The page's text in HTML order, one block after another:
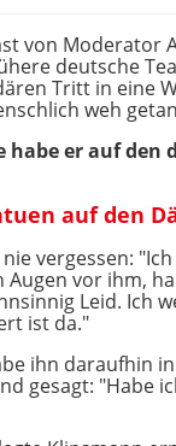
von Moderator
deutsche
Tritt in eine
weh
habe er auf
auf den
vergessen:
Augen vor ihm,
Leid. Ich
ist da."
ihn daraufhin
gesagt: "Habe